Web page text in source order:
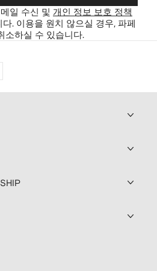
일 수신 및 개인 정보 보호 정책
다. 이용을 원치 않으실 경우, 파페
소하실 수 있습니다.